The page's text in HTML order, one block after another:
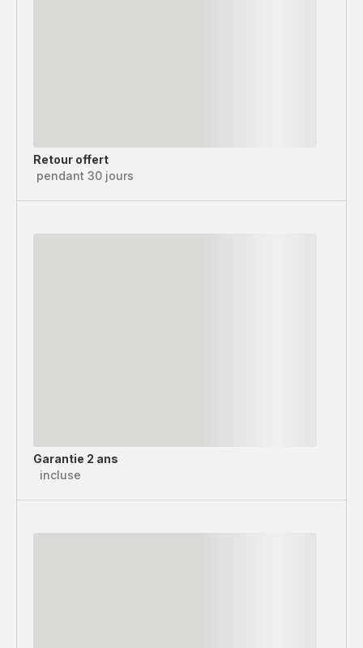
Retour offert
pendant 30 jours
Garantie 2 ans
incluse